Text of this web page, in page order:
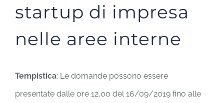
startup di impresa
nelle aree interne
Tempistica: Le domande possono essere
presentate dalle ore 12,00 del 16/09/2019 fino alle